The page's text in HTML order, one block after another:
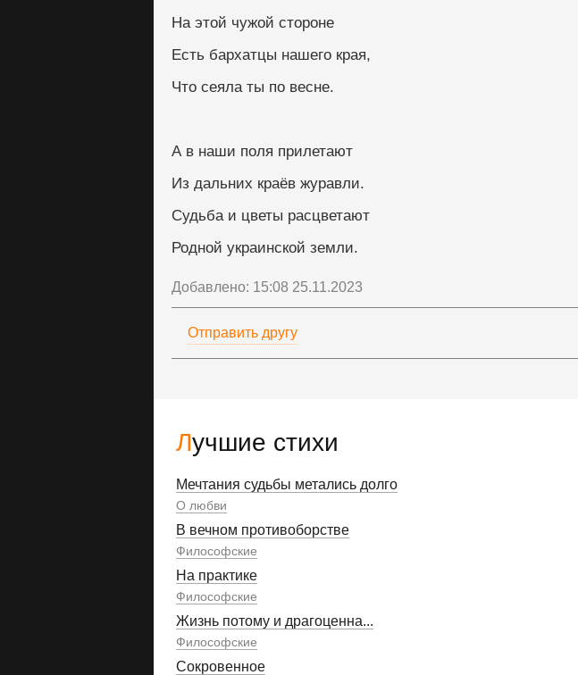
Лучшие стихи
Мечтания судьбы метались долго
О любви
В вечном противоборстве
Философские
На практике
Философские
Жизнь потому и драгоценна...
Философские
Сокровенное
На этой чужой стороне
Есть бархатцы нашего края,
Что сеяла ты по весне.
А в наши поля прилетают
Из дальних краёв журавли.
Судьба и цветы расцветают
Родной украинской земли.
Добавлено: 15:08 25.11.2023
Отправить другу